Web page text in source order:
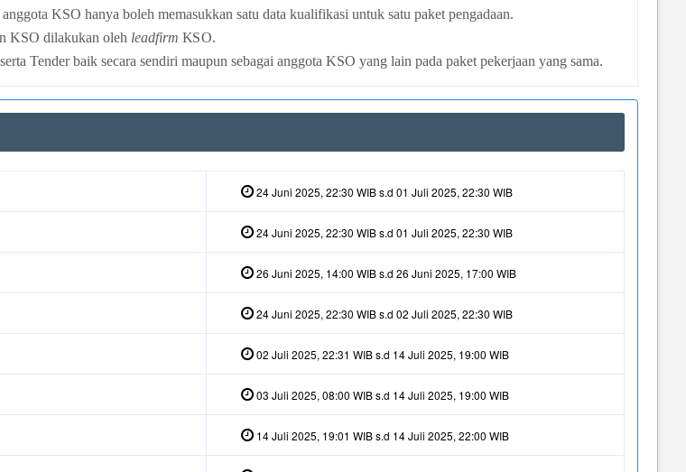
KSO hanya boleh memasukkan satu data kualifikasi untuk satu paket pengadaan.
KSOdilakukan oleh leadfirm KSO.
Tender baik secara sendiri maupun sebagai anggota KSO yang lain pada paket pekerjaan yang sama.
24 Juni 2025, 22:30 WIB s.d 01 Juli 2025, 22:30 WIB
24 Juni 2025, 22:30 WIB s.d 01 Juli 2025, 22:30 WIB
26 Juni 2025, 14:00 WIB s.d 26 Juni 2025, 17:00 WIB
24 Juni 2025, 22:30 WIB s.d 02 Juli 2025, 22:30 WIB
02 Juli 2025, 22:31 WIB s.d 14 Juli 2025, 19:00 WIB
03 Juli 2025, 08:00 WIB s.d 14 Juli 2025, 19:00 WIB
14 Juli 2025, 19:01 WIB s.d 14 Juli 2025, 22:00 WIB